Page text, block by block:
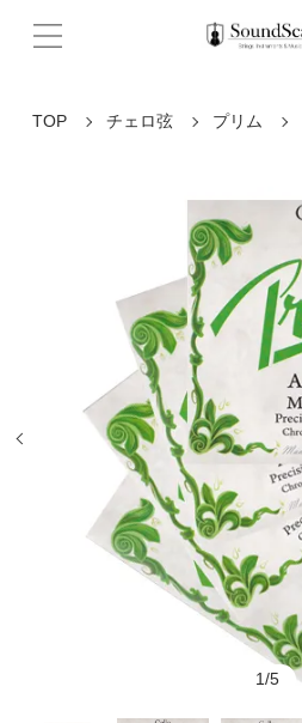
TOP チェロ弦 プリム
1/5